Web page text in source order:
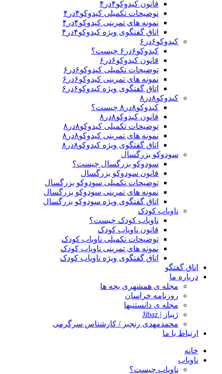
قانون کیدوکو۴در۴
توضیحات تکمیلی کیدوکو۴در۴
نمونه های تمرینی کیدوکو۴در۴
اتاق گفتگوی ویژه کیدوکو۴در۴
کیدوکو۶در۶
کیدوکو۶در۶ چیست؟
قانون کیدوکو۶در۶
توضیحات تکمیلی کیدوکو۶در۶
نمونه های تمرینی کیدوکو۶در۶
اتاق گفتگوی ویژه کیدوکو۶در۶
کیدوکو۸در۸
کیدوکو۸در۸ چیست؟
قانون کیدوکو۸در۸
توضیحات تکمیلی کیدوکو۸در۸
نمونه های تمرینی کیدوکو۸در۸
اتاق گفتگوی ویژه کیدوکو۸در۸
سودوکو بزرگسال
سودوکو بزرگسال چیست؟
قانون سودوکو بزرگسال
توضیحات تکمیلی سودوکو بزرگسال
نمونه های تمرینی سودوکو بزرگسال
اتاق گفتگوی ویژه سودوکو بزرگسال
ناویاب کودک
ناویاب کودک چیست؟
قانون ناویاب کودک
توضیحات تکمیلی ناویاب کودک
نمونه های تمرینی ناویاب کودک
اتاق گفتگوی ویژه ناویاب کودک
اتاق گفتگو
درباره ما
مجله ی همشهری بچه ها
روزنامه خراسان
مجله ی دانستنیها
ژیباز | Jibaz
محمدمهدی رنجبر / کارشناس سرگرمی
ارتباط با ما
خانه
ناویاب
ناویاب چیست؟